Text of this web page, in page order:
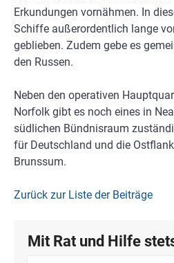
Erkundungen vornähmen. In
Schiffe außerordentlich lange
geblieben. Zudem gebe es
den Russen.
Neben den operativen
Norfolk gibt es noch eines in
südlichen Bündnisraum
für Deutschland und die
Brunssum.
Zurück zur Liste der Beiträge
Mit Rat und Hilfe